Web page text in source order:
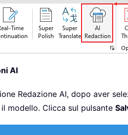
AI
Redazione AI, dopo aver
modello. Clicca sul pulsante